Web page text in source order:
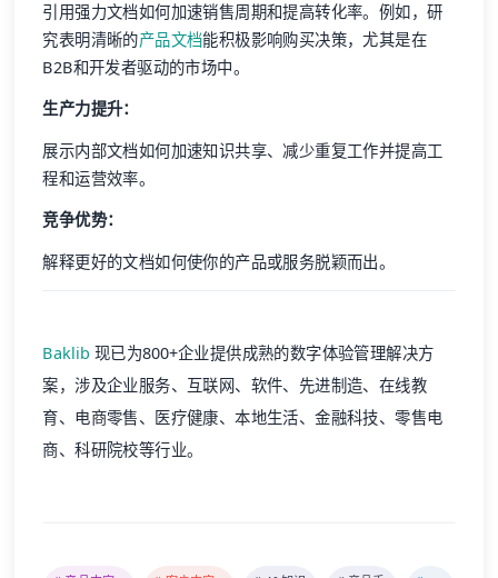
引用强力文档如何加速销售周期和提高转化率。例如，研
究表明清晰的产品文档能积极影响购买决策，尤其是在
B2B和开发者驱动的市场中。
生产力提升：
展示内部文档如何加速知识共享、减少重复工作并提高工
程和运营效率。
竞争优势：
解释更好的文档如何使你的产品或服务脱颖而出。
Baklib 现已为800+企业提供成熟的数字体验管理解决方
案，涉及企业服务、互联网、软件、先进制造、在线教
育、电商零售、医疗健康、本地生活、金融科技、零售电
商、科研院校等行业。